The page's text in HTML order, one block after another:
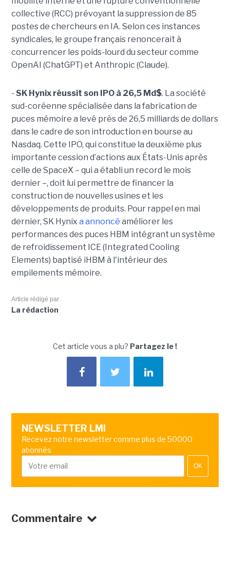
collective (RCC) prévoyant la suppression de 85
postes de chercheurs en IA. Selon ces instances
syndicales, le groupe français renoncerait à
concurrencer les poids-lourd du secteur comme
OpenAI (ChatGPT) et Anthropic (Claude).
- SK Hynix réussit son IPO à 26,5 Md$. La société
sud-coréenne spécialisée dans la fabrication de
puces mémoire a levé près de 26,5 milliards de dollars
dans le cadre de son introduction en bourse au
Nasdaq. Cette IPO, qui constitue la deuxième plus
importante cession d’actions aux États-Unis après
celle de SpaceX – qui a établi un record le mois
dernier –, doit lui permettre de financer la
construction de nouvelles usines et les
développements de produits. Pour rappel en mai
dernier, SK Hynix a annoncé améliorer les
performances des puces HBM intégrant un système
de refroidissement ICE (Integrated Cooling
Elements) baptisé iHBM à l'intérieur des
empilements mémoire.
Article rédigé par
La rédaction
Cet article vous a plu? Partagez le !
NEWSLETTER LMI
Recevez notre newsletter comme plus de 50000
abonnés
OK
Commentaire